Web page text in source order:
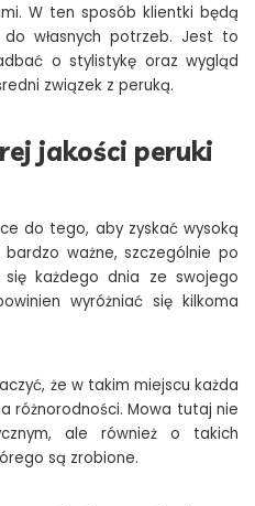
W ten sposób klientki będą
do własnych potrzeb. Jest to
o stylistykę oraz wygląd
związek z peruką.
jakości peruki
do tego, aby zyskać wysoką
ważne, szczególnie po
każdego dnia ze swojego
wyróżniać się kilkoma
że w takim miejscu każda
różnorodności. Mowa tutaj nie
ale również o takich
są zrobione.